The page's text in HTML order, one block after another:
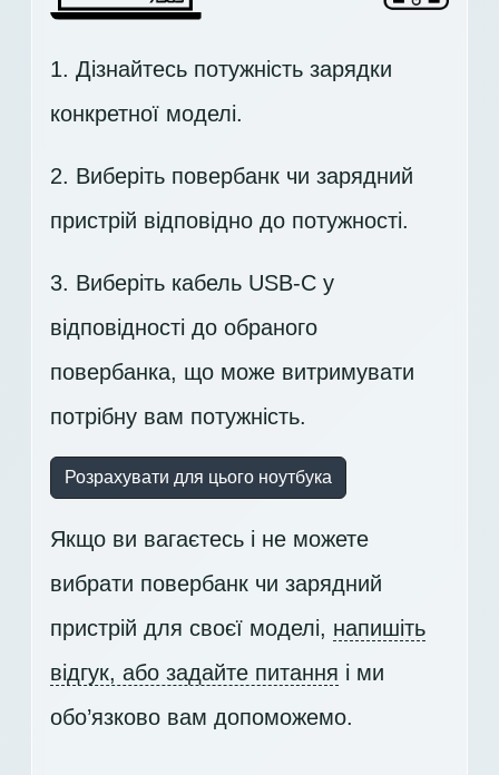
1. Дізнайтесь потужність зарядки
конкретної моделі.
2. Виберіть повербанк чи зарядний
пристрій відповідно до потужності.
3. Виберіть кабель USB-C у
відповідності до обраного
повербанка, що може витримувати
потрібну вам потужність.
Розрахувати для цього ноутбука
Якщо ви вагаєтесь і не можете
вибрати повербанк чи зарядний
пристрій для своєї моделі, напишіть
відгук, або задайте питання і ми
обо’язково вам допоможемо.